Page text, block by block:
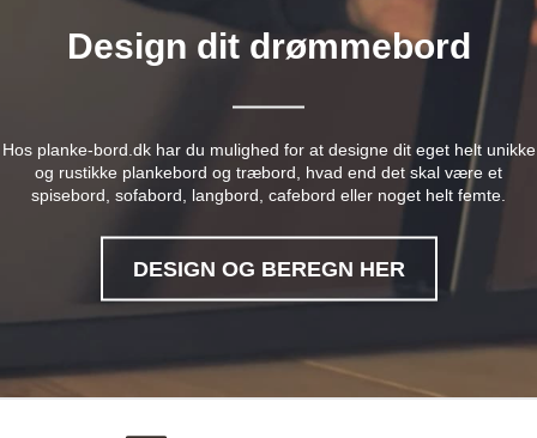
Design dit drømmebord
Hos planke-bord.dk har du mulighed for at designe dit eget helt unikke
og rustikke plankebord og træbord, hvad end det skal være et
spisebord, sofabord, langbord, cafebord eller noget helt femte.
DESIGN OG BEREGN HER